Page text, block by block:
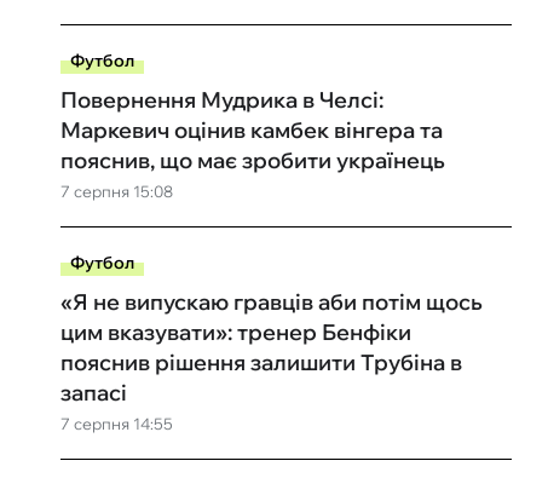
Футбол
7 серпня 15:08
Повернення Мудрика в Челсі:
Маркевич оцінив камбек вінгера та
пояснив, що має зробити українець
Футбол
7 серпня 14:55
«Я не випускаю гравців аби потім щось
цим вказувати»: тренер Бенфіки
пояснив рішення залишити Трубіна в
запасі